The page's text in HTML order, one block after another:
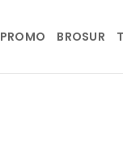
PROMO BROSUR